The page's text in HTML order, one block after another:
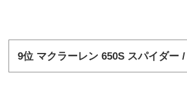
9位 マクラーレン 650S スパイダー